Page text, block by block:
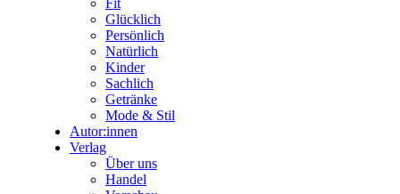
Fit
Glücklich
Persönlich
Natürlich
Kinder
Sachlich
Getränke
Mode & Stil
Autor:innen
Verlag
Über uns
Handel